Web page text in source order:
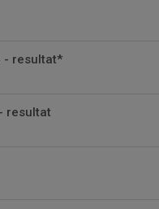
- resultat*
resultat